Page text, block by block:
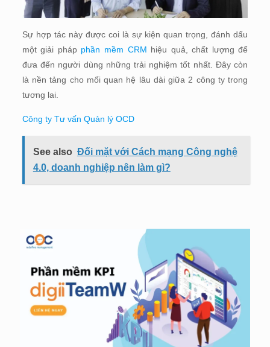
Sự hợp tác này được coi là sự kiện quan trọng, đánh dấu
một giải pháp phần mềm CRM hiệu quả, chất lượng để
đưa đến người dùng những trải nghiệm tốt nhất. Đây còn
là nền tảng cho mối quan hệ lâu dài giữa 2 công ty trong
tương lai.
Công ty Tư vấn Quản lý OCD
See also Đối mặt với Cách mạng Công nghệ
4.0, doanh nghiệp nên làm gì?